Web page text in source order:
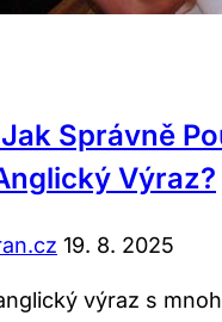
Správně
Výraz?
19. 8. 2025
výraz s